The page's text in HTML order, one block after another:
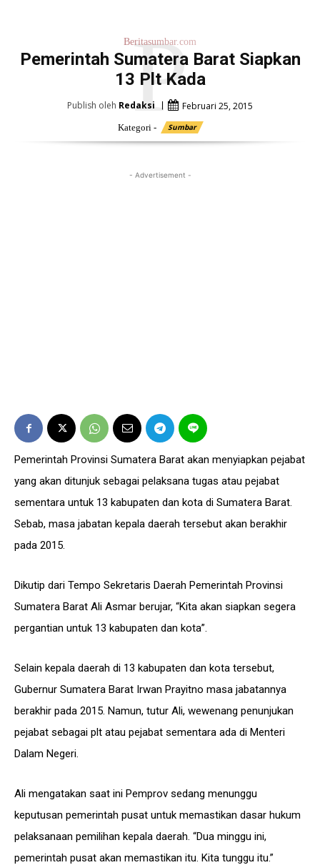
Beritasumbar.com
Pemerintah Sumatera Barat Siapkan
13 Plt Kada
P
Publish oleh Redaksi Februari 25, 2015
Kategori - Sumbar
- Advertisement -
Pemerintah Provinsi Sumatera Barat akan menyiapkan pejabat
yang akan ditunjuk sebagai pelaksana tugas atau pejabat
sementara untuk 13 kabupaten dan kota di Sumatera Barat.
Sebab, masa jabatan kepala daerah tersebut akan berakhir
pada 2015.
Dikutip dari Tempo Sekretaris Daerah Pemerintah Provinsi
Sumatera Barat Ali Asmar berujar, “Kita akan siapkan segera
pergantian untuk 13 kabupaten dan kota”.
Selain kepala daerah di 13 kabupaten dan kota tersebut,
Gubernur Sumatera Barat Irwan Prayitno masa jabatannya
berakhir pada 2015. Namun, tutur Ali, wewenang penunjukan
pejabat sebagai plt atau pejabat sementara ada di Menteri
Dalam Negeri.
Ali mengatakan saat ini Pemprov sedang menunggu
keputusan pemerintah pusat untuk memastikan dasar hukum
pelaksanaan pemilihan kepala daerah. “Dua minggu ini,
pemerintah pusat akan memastikan itu. Kita tunggu itu.”